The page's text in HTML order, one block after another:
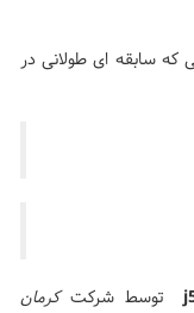
که سابقه ای طولانی در
توسط شرکتکرمان